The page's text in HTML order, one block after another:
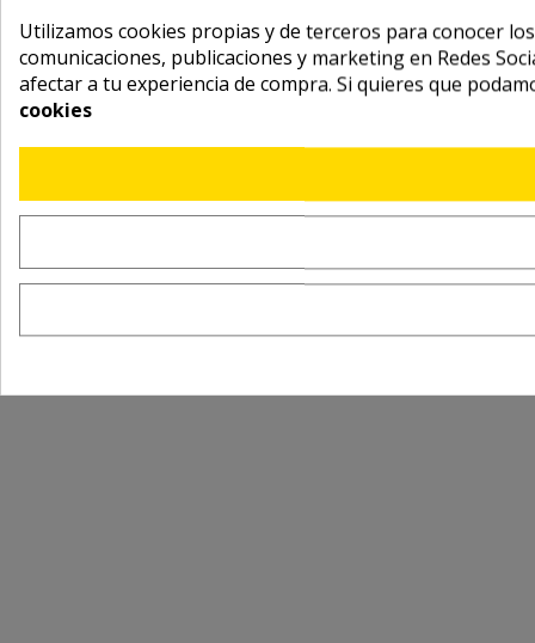
Utilizamos cookies propias y de terceros para conocer
comunicaciones, publicaciones y marketing en Redes
afectar a tu experiencia de compra. Si quieres que
cookies